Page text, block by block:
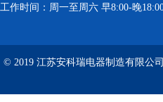
工作时间：周一至周六 早8:00-晚
© 2019 江苏安科瑞电器制造有限公